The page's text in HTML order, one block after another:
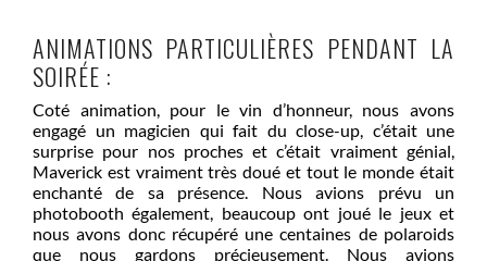
ANIMATIONS PARTICULIÈRES PENDANT LA
SOIRÉE :
Coté animation, pour le vin d’honneur, nous avons
engagé un magicien qui fait du close-up, c’était une
surprise pour nos proches et c’était vraiment génial,
Maverick est vraiment très doué et tout le monde était
enchanté de sa présence. Nous avions prévu un
photobooth également, beaucoup ont joué le jeux et
nous avons donc récupéré une centaines de polaroids
que nous gardons précieusement. Nous avions